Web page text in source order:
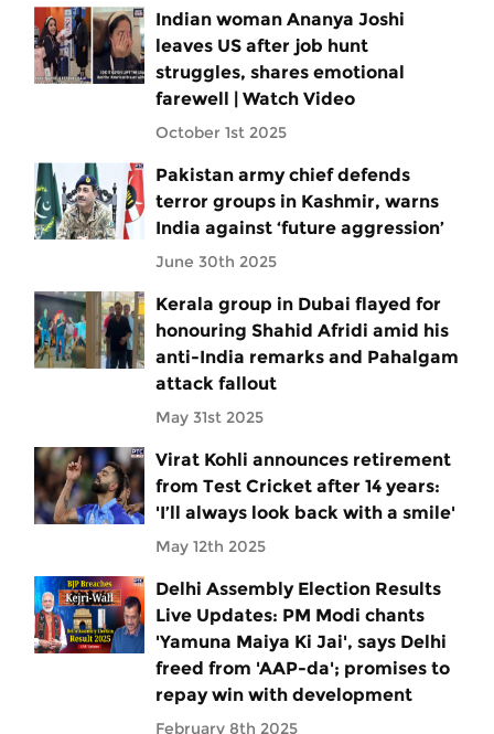
Indian woman Ananya Joshi
leaves US after job hunt
struggles, shares emotional
farewell | Watch Video
October 1st 2025
Pakistan army chief defends
terror groups in Kashmir, warns
India against ‘future aggression’
June 30th 2025
Kerala group in Dubai flayed for
honouring Shahid Afridi amid his
anti-India remarks and Pahalgam
attack fallout
May 31st 2025
Virat Kohli announces retirement
from Test Cricket after 14 years:
'I’ll always look back with a smile'
May 12th 2025
Delhi Assembly Election Results
Live Updates: PM Modi chants
'Yamuna Maiya Ki Jai', says Delhi
freed from 'AAP-da'; promises to
repay win with development
February 8th 2025